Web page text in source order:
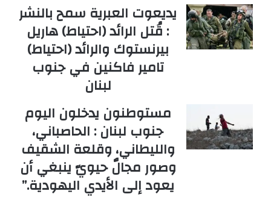
يديعوت العبرية سمح بالنشر
: قُتل الرائد (احتياط) هاريل
بيرنستوك والرائد (احتياط)
تامير فاكنين في جنوب
لبنان
مستوطنون يدخلون اليوم
جنوب لبنان : الحاصباني،
والليطاني، وقلعة الشقيف
وصور مجالٌ حيويّ ينبغي أن
يعود إلى الأيدي اليهودية.”